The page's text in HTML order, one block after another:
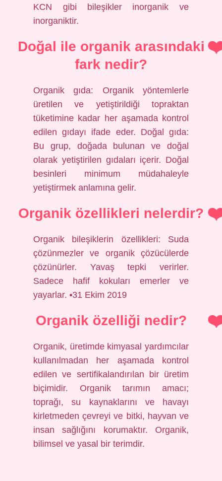
KCN gibi bileşikler inorganik ve
inorganiktir.
Doğal ile organik arasındaki
fark nedir?
Organik gıda: Organik yöntemlerle
üretilen ve yetiştirildiği topraktan
tüketimine kadar her aşamada kontrol
edilen gıdayı ifade eder. Doğal gıda:
Bu grup, doğada bulunan ve doğal
olarak yetiştirilen gıdaları içerir. Doğal
besinleri minimum müdahaleyle
yetiştirmek anlamına gelir.
Organik özellikleri nelerdir?
Organik bileşiklerin özellikleri: Suda
çözünmezler ve organik çözücülerde
çözünürler. Yavaş tepki verirler.
Sadece hafif kokuları emerler ve
yayarlar. •31 Ekim 2019
Organik özelliği nedir?
Organik, üretimde kimyasal yardımcılar
kullanılmadan her aşamada kontrol
edilen ve sertifikalandırılan bir üretim
biçimidir. Organik tarımın amacı;
toprağı, su kaynaklarını ve havayı
kirletmeden çevreyi ve bitki, hayvan ve
insan sağlığını korumaktır. Organik,
bilimsel ve yasal bir terimdir.